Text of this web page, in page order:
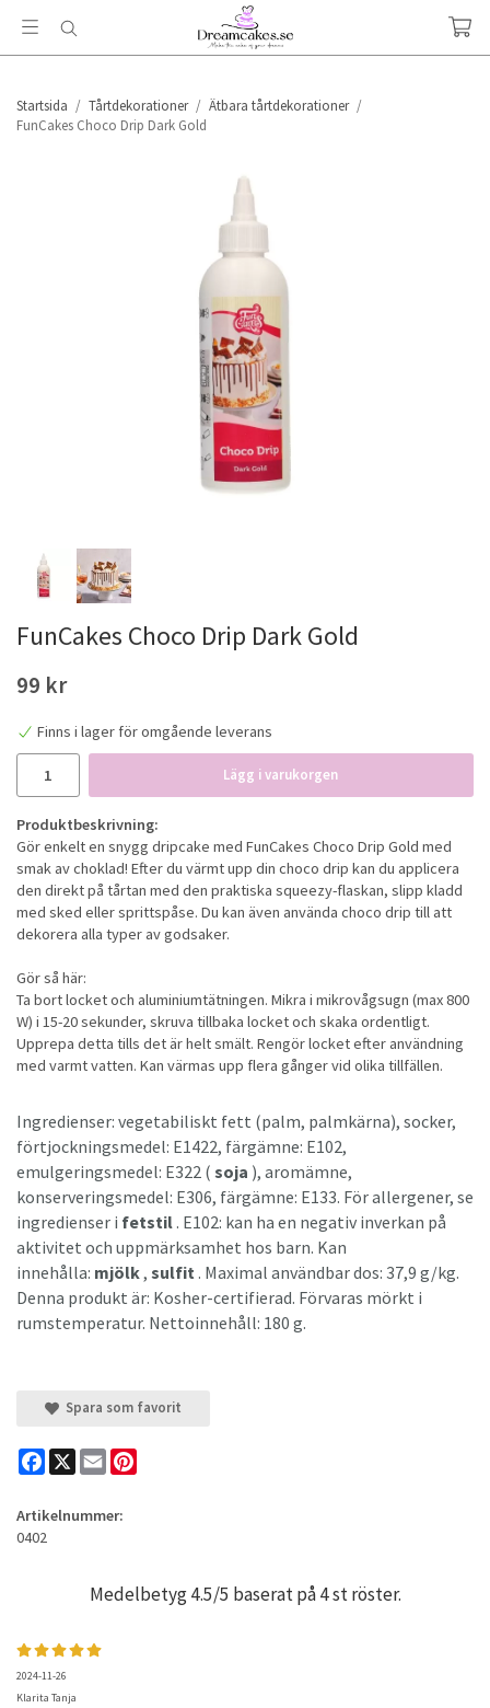
Startsida / Tårtdekorationer / Ätbara tårtdekorationer /
FunCakes Choco Drip Dark Gold
FunCakes Choco Drip Dark Gold
99 kr
Finns i lager för omgående leverans
Lägg i varukorgen
Produktbeskrivning:
Gör enkelt en snygg dripcake med FunCakes Choco Drip Gold med
smak av choklad! Efter du värmt upp din choco drip kan du applicera
den direkt på tårtan med den praktiska squeezy-flaskan, slipp kladd
med sked eller sprittspåse. Du kan även använda choco drip till att
dekorera alla typer av godsaker.
Gör så här:
Ta bort locket och aluminiumtätningen. Mikra i mikrovågsugn (max 800
W) i 15-20 sekunder, skruva tillbaka locket och skaka ordentligt.
Upprepa detta tills det är helt smält. Rengör locket efter användning
med varmt vatten. Kan värmas upp flera gånger vid olika tillfällen.
Ingredienser: vegetabiliskt fett (palm, palmkärna), socker,
förtjockningsmedel: E1422, färgämne: E102,
emulgeringsmedel: E322 ( soja ), aromämne,
konserveringsmedel: E306, färgämne: E133. För allergener, se
ingredienser i fetstil . E102: kan ha en negativ inverkan på
aktivitet och uppmärksamhet hos barn. Kan
innehålla: mjölk, sulfit . Maximal användbar dos: 37,9 g/kg.
Denna produkt är: Kosher-certifierad. Förvaras mörkt i
rumstemperatur. Nettoinnehåll: 180 g.
Spara som favorit
Facebook
X Email
Artikelnummer:
0402
Medelbetyg4.5/5 baserat på4st röster.
2024-11-26
Klarita Tanja